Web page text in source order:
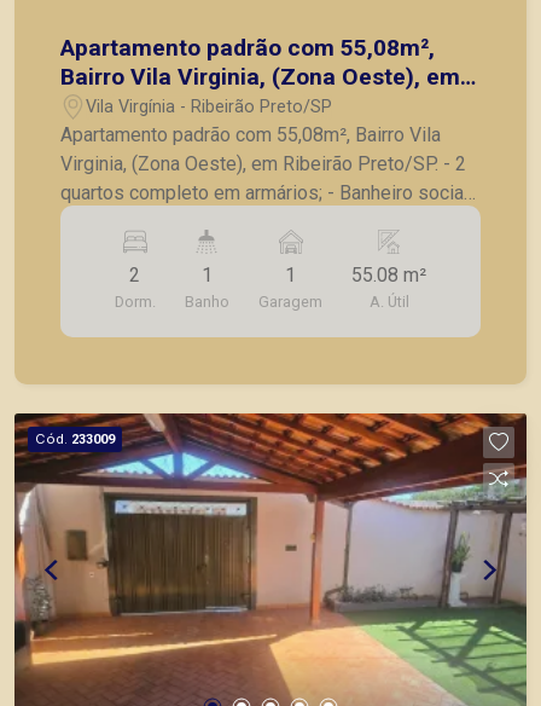
Apartamento padrão com 55,08m²,
Bairro Vila Virginia, (Zona Oeste), em
Ribeirão Preto/SP.
Vila Virgínia - Ribeirão Preto/SP
Apartamento padrão com 55,08m², Bairro Vila
Virginia, (Zona Oeste), em Ribeirão Preto/SP. - 2
quartos completo em armários; - Banheiro social;
- Sala para 2 ambientes; - Cozinha com armários;
- Lavanderia; - 1 vaga de garagem. A Piramid tem
como objetivo atender seus clientes com
agilidade e segurança, em locação, vendas de
imóveis prontos, usados ou mesmo nos
2
Dorm.
1
Banho
1
Garagem
55.08 m²
A. Útil
Cód. 233009